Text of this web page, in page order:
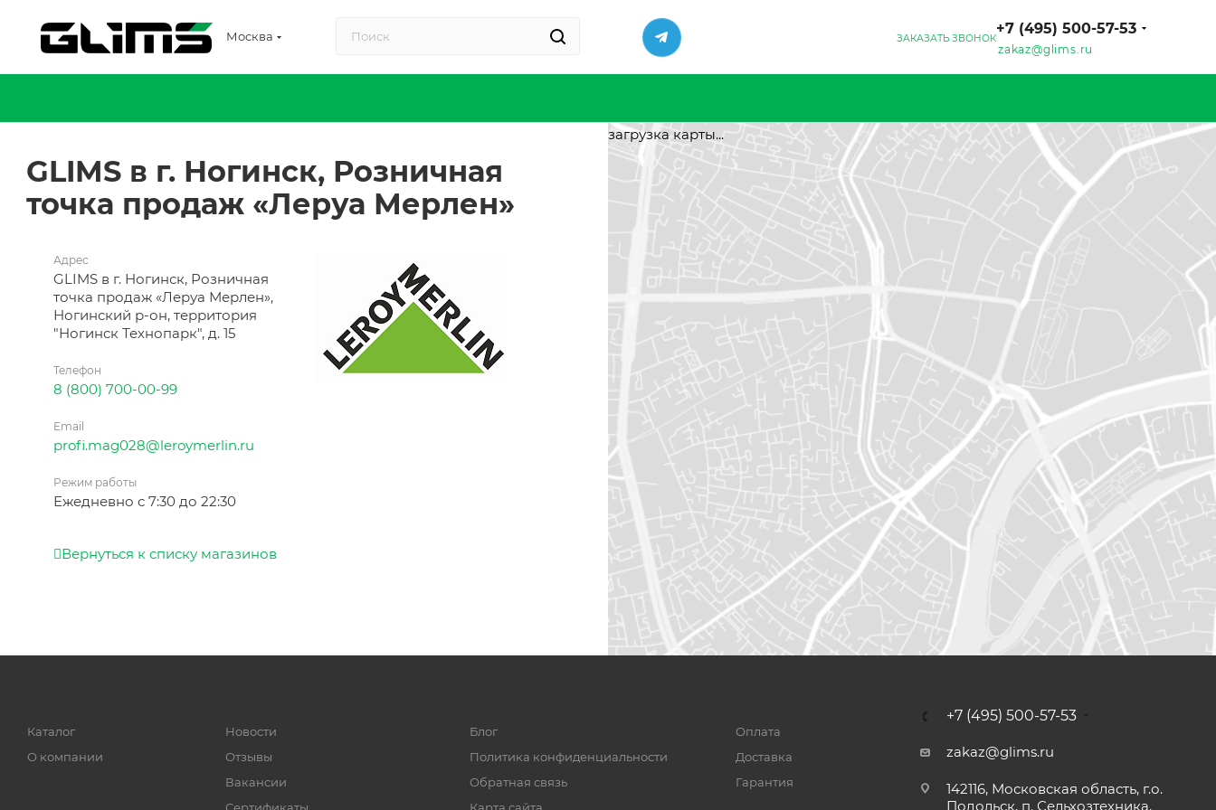
Москва ЗАКАЗАТЬ ЗВОНОК
+7 (495) 500-57-53
zakaz@glims.ru
GLIMS в г. Ногинск, Розничная
точка продаж «Леруа Мерлен»
Адрес
GLIMS в г. Ногинск, Розничная
точка продаж «Леруа Мерлен»,
Ногинский р-он, территория
"Ногинск Технопарк", д. 15
Телефон
8 (800) 700-00-99
Email
profi.mag028@leroymerlin.ru
Режим работы
Ежедневно с 7:30 до 22:30
Вернуться к списку магазинов
загрузка карты...
Каталог
О компании
Новости
Отзывы
Вакансии
Блог
Политика конфиденциальности
Обратная связь
Оплата
Доставка
Гарантия
+7 (495) 500-57-53
zakaz@glims.ru
142116, Московская область, г.о.
Подольск, п. Сельхозтехника,